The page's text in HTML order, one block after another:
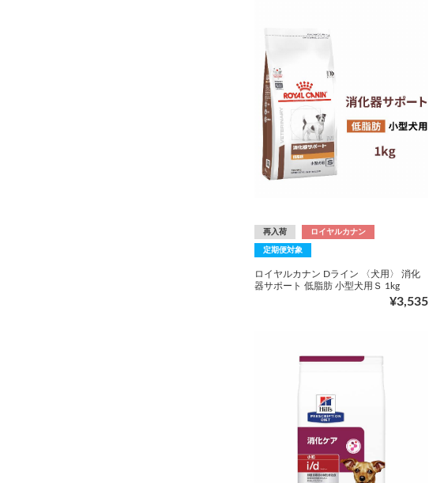
再入荷 ロイヤルカナン
定期便対象
ロイヤルカナン Dライン 〈犬用〉 消化
器サポート 低脂肪 小型犬用Ｓ 1kg
¥3,535